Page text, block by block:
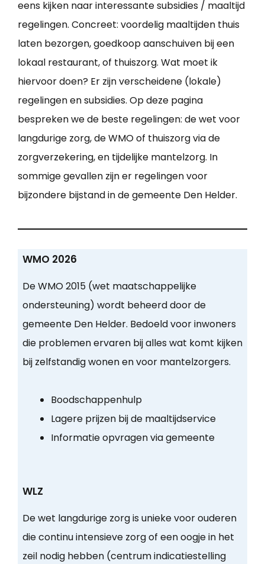
eens kijken naar interessante subsidies / maaltijd
regelingen. Concreet: voordelig maaltijden thuis
laten bezorgen, goedkoop aanschuiven bij een
lokaal restaurant, of thuiszorg. Wat moet ik
hiervoor doen? Er zijn verscheidene (lokale)
regelingen en subsidies. Op deze pagina
bespreken we de beste regelingen: de wet voor
langdurige zorg, de WMO of thuiszorg via de
zorgverzekering, en tijdelijke mantelzorg. In
sommige gevallen zijn er regelingen voor
bijzondere bijstand in de gemeente Den Helder.
WMO 2026
De WMO 2015 (wet maatschappelijke
ondersteuning) wordt beheerd door de
gemeente Den Helder. Bedoeld voor inwoners
die problemen ervaren bij alles wat komt kijken
bij zelfstandig wonen en voor mantelzorgers.
Boodschappenhulp
Lagere prijzen bij de maaltijdservice
Informatie opvragen via gemeente
WLZ
De wet langdurige zorg is unieke voor ouderen
die continu intensieve zorg of een oogje in het
zeil nodig hebben (centrum indicatiestelling